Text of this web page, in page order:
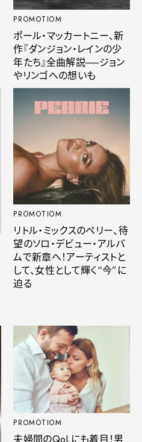
PROMOTIOM
ポール・マッカートニー、新
作『ダンジョン・レインの少
年たち』全曲解説──ジョン
やリンゴへの想いも
PROMOTIOM
リトル・ミックスのペリー、待
望のソロ・デビュー・アルバ
ムで新章へ！アーティストと
して、女性として輝く“今”に
迫る
PROMOTIOM